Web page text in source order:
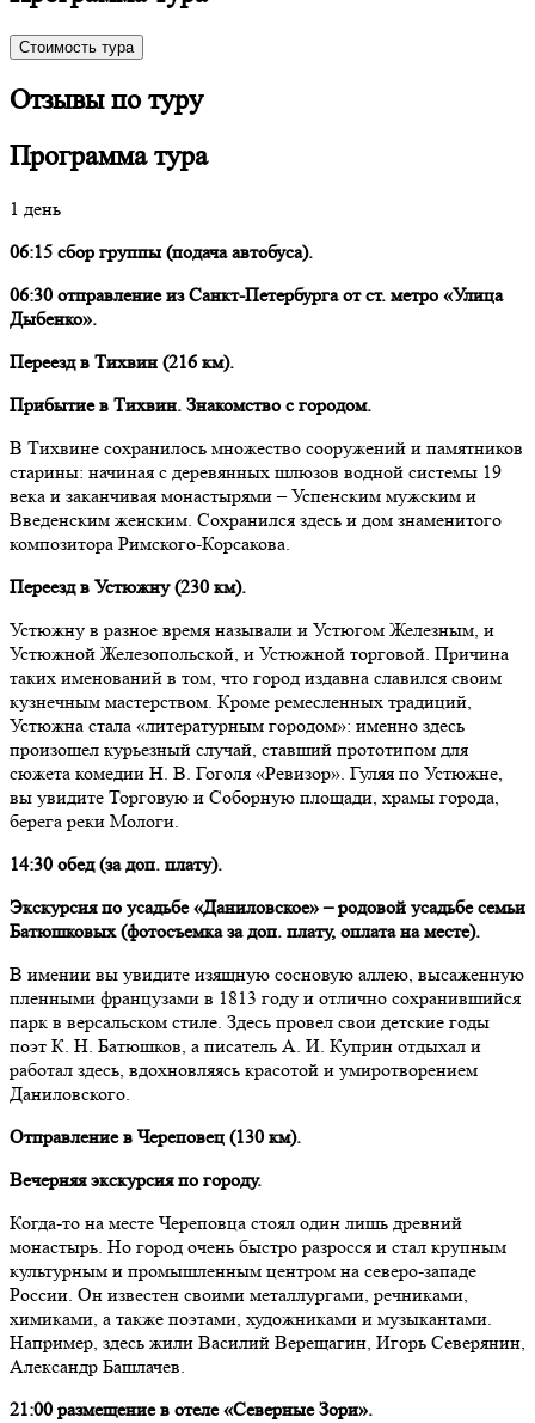
Стоимость тура
Отзывы по туру
Программа тура
1 день
06:15 сбор группы (подача автобуса).
06:30 отправление из Санкт-Петербурга от ст. метро «Улица
Дыбенко».
Переезд в Тихвин (216 км).
Прибытие в Тихвин. Знакомство с городом.
В Тихвине сохранилось множество сооружений и памятников
старины: начиная с деревянных шлюзов водной системы 19
века и заканчивая монастырями – Успенским мужским и
Введенским женским. Сохранился здесь и дом знаменитого
композитора Римского-Корсакова.
Переезд в Устюжну (230 км).
Устюжну в разное время называли и Устюгом Железным, и
Устюжной Железопольской, и Устюжной торговой. Причина
таких именований в том, что город издавна славился своим
кузнечным мастерством. Кроме ремесленных традиций,
Устюжна стала «литературным городом»: именно здесь
произошел курьезный случай, ставший прототипом для
сюжета комедии Н. В. Гоголя «Ревизор». Гуляя по Устюжне,
вы увидите Торговую и Соборную площади, храмы города,
берега реки Мологи.
14:30 обед (за доп. плату).
Экскурсия по усадьбе «Даниловское» – родовой усадьбе семьи
Батюшковых (фотосъемка за доп. плату, оплата на месте).
В имении вы увидите изящную сосновую аллею, высаженную
пленными французами в 1813 году и отлично сохранившийся
парк в версальском стиле. Здесь провел свои детские годы
поэт К. Н. Батюшков, а писатель А. И. Куприн отдыхал и
работал здесь, вдохновляясь красотой и умиротворением
Даниловского.
Отправление в Череповец (130 км).
Вечерняя экскурсия по городу.
Когда-то на месте Череповца стоял один лишь древний
монастырь. Но город очень быстро разросся и стал крупным
культурным и промышленным центром на северо-западе
России. Он известен своими металлургами, речниками,
химиками, а также поэтами, художниками и музыкантами.
Например, здесь жили Василий Верещагин, Игорь Северянин,
Александр Башлачев.
21:00 размещение в отеле «Северные Зори».